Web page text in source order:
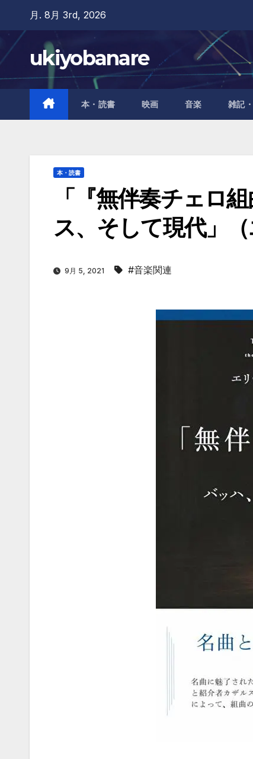
content
月. 8月 3rd, 2026
ukiyobanare
本・読書 映画 音楽 雑記
本・読書
「『無伴奏チェロ
ス、そして現代」
9月 5, 2021 #音楽関連